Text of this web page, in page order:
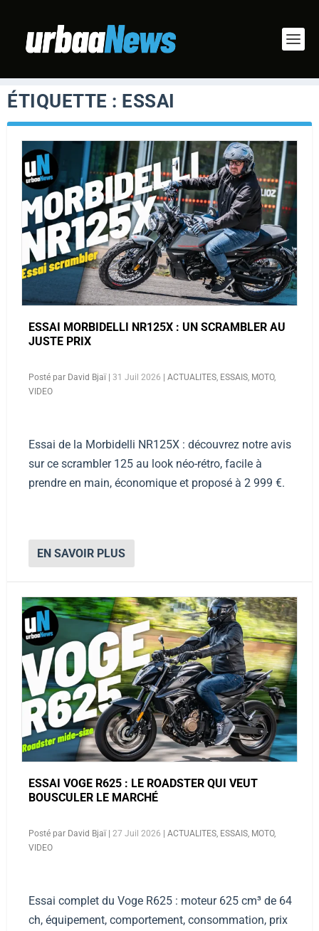
ÉTIQUETTE : ESSAI
ESSAI MORBIDELLI NR125X : UN SCRAMBLER AU
JUSTE PRIX
Posté par David Bjaï| 31 Juil 2026 ACTUALITES, ESSAIS, MOTO,
VIDEO
Essai de la Morbidelli NR125X : découvrez notre avis
sur ce scrambler 125 au look néo-rétro, facile à
prendre en main, économique et proposé à 2 999 €.
EN SAVOIR PLUS
ESSAI VOGE R625 : LE ROADSTER QUI VEUT
BOUSCULER LE MARCHÉ
Posté par David Bjaï| 27 Juil 2026 ACTUALITES, ESSAIS, MOTO,
VIDEO
Essai complet du Voge R625 : moteur 625 cm³ de 64
ch, équipement, comportement, consommation, prix